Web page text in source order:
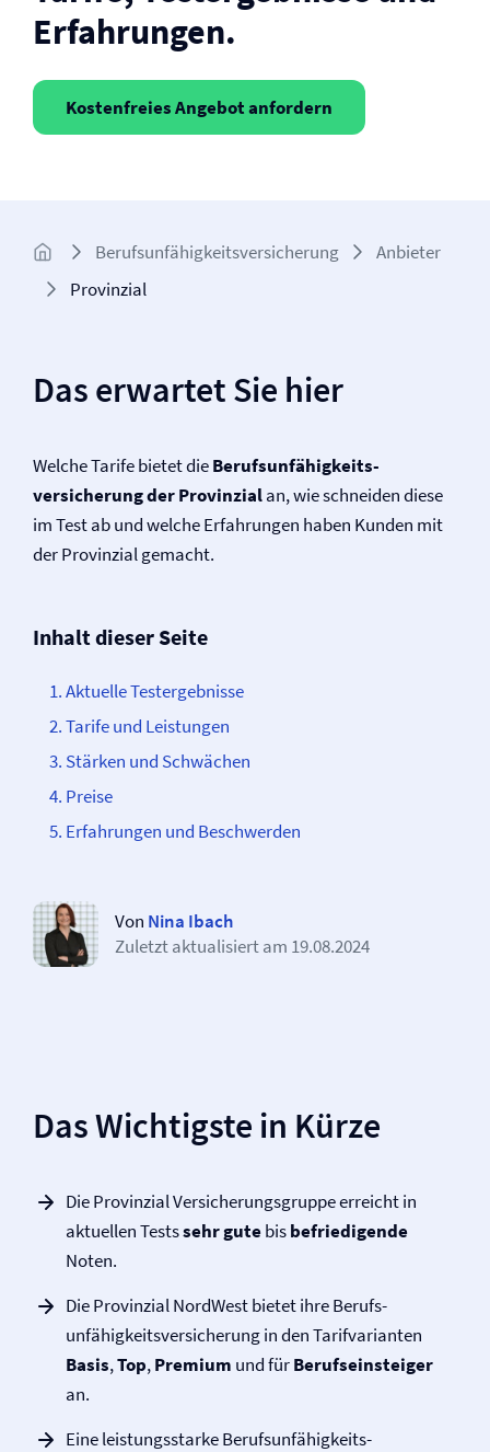
Erfahrungen.
Kostenfreies Angebot anfordern
Berufs­unfähigkeits­­versicherung
Anbieter
Provinzial
Das erwartet Sie hier
Welche Tarife bietet dieBerufs­unfähigkeits­
versicherung der Provinzialan, wie schneiden diese
im Test ab und welche Erfahrungen haben Kunden mit
der Provinzial gemacht.
Inhalt dieser Seite
Aktuelle Testergebnisse
Tarife und Leistungen
Stärken und Schwächen
Preise
Erfahrungen und Beschwerden
Von Nina Ibach
Zuletzt aktualisiert am 19.08.2024
Das Wichtigste in Kürze
Die Provinzial Versicherungsgruppe erreicht in
aktuellen Testssehr gutebisbefriedigende
Noten.
Die Provinzial NordWest bietet ihre Berufs­
unfähigkeits­versicherung in den Tarifvarianten
Basis,Top,Premium und fürBerufseinsteiger
an.
Eine leistungsstarke Berufs­unfähigkeits­